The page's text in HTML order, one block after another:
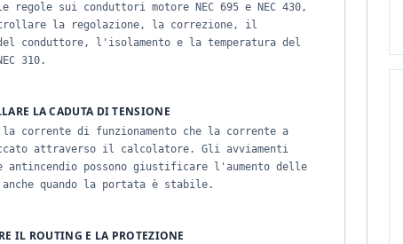
regole sui conduttori motore NEC 695 e NEC 430,
la regolazione, la correzione, il
conduttore, l'isolamento e la temperatura del
310.
LA CADUTA DI TENSIONE
la corrente di funzionamento che la corrente a
attraverso il calcolatore. Gli avviamenti
antincendio possono giustificare l'aumento delle
anche quando la portata è stabile.
IL ROUTING E LA PROTEZIONE